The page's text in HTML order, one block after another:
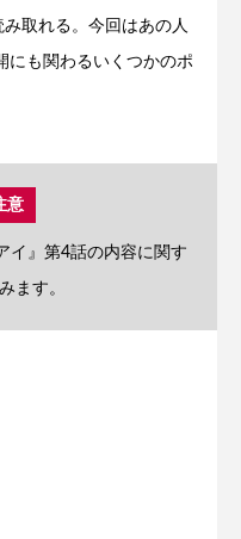
取れる。今回はあの人
にも関わるいくつかのポ
意
イ』第4話の内容に関す
ます。